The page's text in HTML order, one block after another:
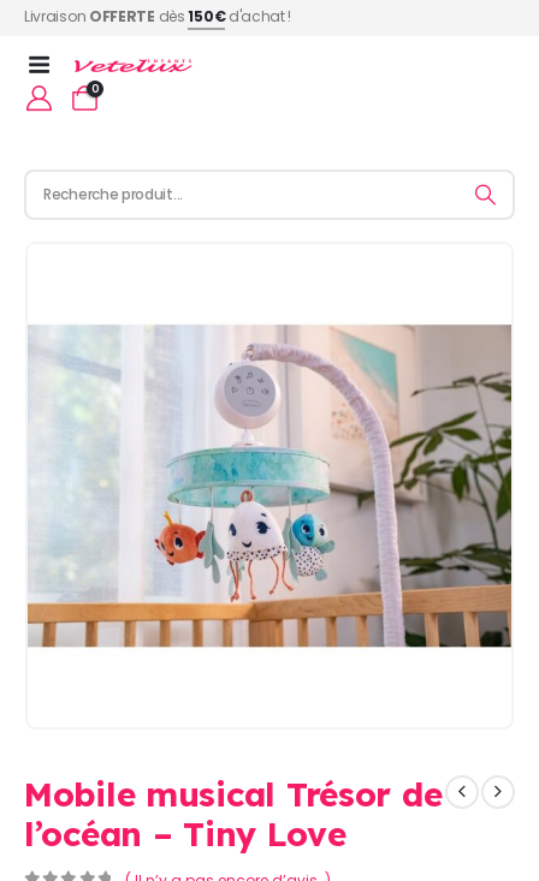
Livraison OFFERTE dès150€d'achat !
0
Mobile musical Trésor de
l’océan – Tiny Love